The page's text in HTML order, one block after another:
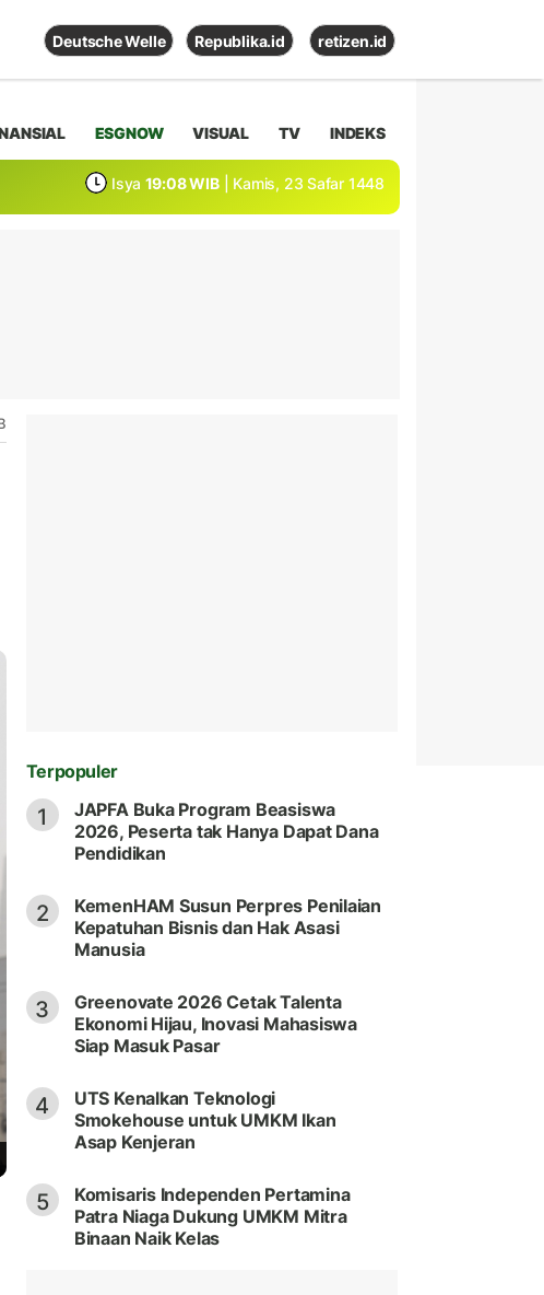
Deutsche Welle Republika.id retizen.id
ESGNOW VISUAL TV INDEKS
Isya 19:08 WIB | Kamis, 23 Safar 1448
Terpopuler
1
JAPFA Buka Program Beasiswa
2026, Peserta tak Hanya Dapat Dana
Pendidikan
2
KemenHAM Susun Perpres Penilaian
Kepatuhan Bisnis dan Hak Asasi
Manusia
3
Greenovate 2026 Cetak Talenta
Ekonomi Hijau, Inovasi Mahasiswa
Siap Masuk Pasar
4
UTS Kenalkan Teknologi
Smokehouse untuk UMKM Ikan
Asap Kenjeran
5
Komisaris Independen Pertamina
Patra Niaga Dukung UMKM Mitra
Binaan Naik Kelas